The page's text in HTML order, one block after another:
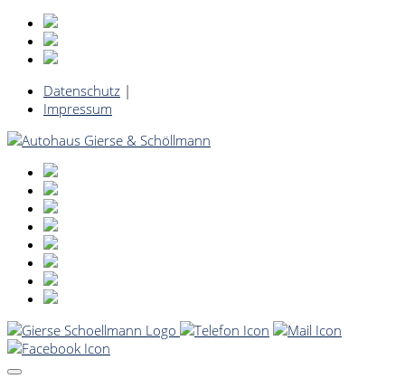
Datenschutz |
Impressum